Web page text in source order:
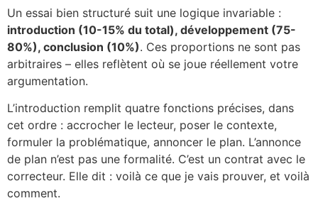
Un essai bien structuré suit une logique invariable :
introduction (10-15% du total), développement (75-
80%), conclusion (10%). Ces proportions ne sont pas
arbitraires – elles reflètent où se joue réellement votre
argumentation.
L’introduction remplit quatre fonctions précises, dans
cet ordre : accrocher le lecteur, poser le contexte,
formuler la problématique, annoncer le plan. L’annonce
de plan n’est pas une formalité. C’est un contrat avec le
correcteur. Elle dit : voilà ce que je vais prouver, et voilà
comment.